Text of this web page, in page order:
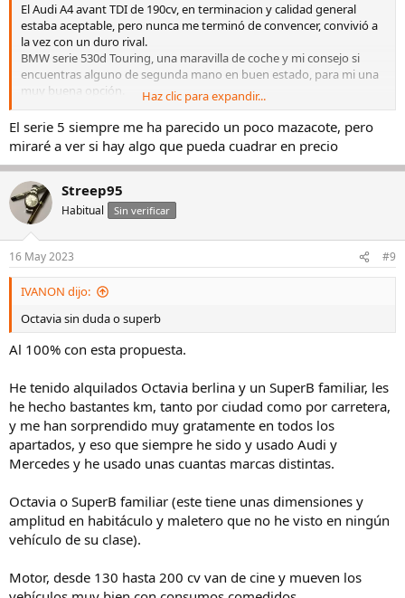
El Audi A4 avant TDI de 190cv, en terminacion y calidad general
estaba aceptable, pero nunca me terminó de convencer, convivió a
la vez con un duro rival.
BMW serie 530d Touring, una maravilla de coche y mi consejo si
encuentras alguno de segunda mano en buen estado, para mi una
muy buena opción.
Me gusto tanto el serie 5, que en cuando pude volví a la berlina
pero con motor gasolina, un 540i, una máquina sobresaliente.
Suerte en la búsqueda
Haz clic para expandir...
El serie 5 siempre me ha parecido un poco mazacote, pero
miraré a ver si hay algo que pueda cuadrar en precio
Streep95
Habitual Sin verificar
16 May 2023 #9
IVANON dijo:
Octavia sin duda o superb
Al 100% con esta propuesta.
He tenido alquilados Octavia berlina y un SuperB familiar, les
he hecho bastantes km, tanto por ciudad como por carretera,
y me han sorprendido muy gratamente en todos los
apartados, y eso que siempre he sido y usado Audi y
Mercedes y he usado unas cuantas marcas distintas.
Octavia o SuperB familiar (este tiene unas dimensiones y
amplitud en habitáculo y maletero que no he visto en ningún
vehículo de su clase).
Motor, desde 130 hasta 200 cv van de cine y mueven los